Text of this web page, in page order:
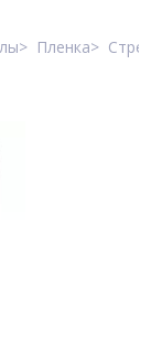
Пленка